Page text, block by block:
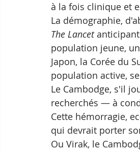
à la fois clinique et
La démographie,
The Lancet anticipant
population jeune,
Japon, la Corée du
population active,
Le Cambodge, s'il
recherchés — à
Cette hémorragie,
qui devrait porter
Ou Virak, le